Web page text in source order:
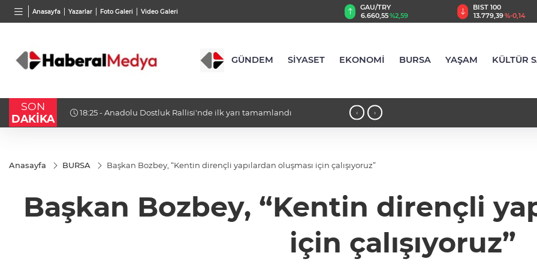
Anasayfa Yazarlar Foto Galeri Video Galeri
BGN
27,9743%-0,22
VND
0,0018%0,32
BIST 100
13.779,39%-0,14
USD
47,6787%0,18
GÜNDEM SİYASET EKONOMİ BURSA YAŞAM KÜLTÜR
SON
DAKİKA
18:23 - Bursa Osmangazi’nin nabzını Küplüpınar'da tuttu ‹ ›
Anasayfa BURSA Başkan Bozbey, “Kentin dirençli yapılardan oluşması için çalışıyoruz”
Başkan Bozbey, “Kentin dirençli
için çalışıyoruz”